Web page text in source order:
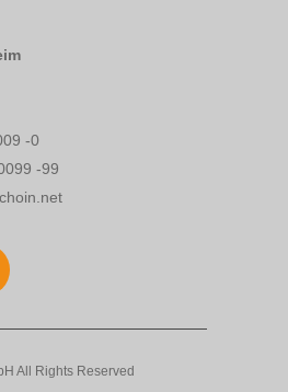
-0
-99
All Rights Reserved